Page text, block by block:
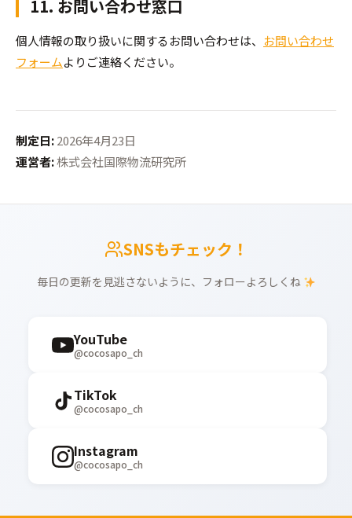
11. お問い合わせ窓口
個人情報の取り扱いに関するお問い合わせは、 お問い合わせ
フォームよりご連絡ください。
制定日:2026年4月23日
運営者:株式会社国際物流研究所
SNSもチェック！
毎日の更新を見逃さないように、フォローよろしくね
YouTube
@cocosapo_ch
TikTok
@cocosapo_ch
Instagram
@cocosapo_ch